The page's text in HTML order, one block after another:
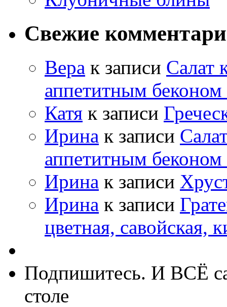
Свежие
Вера к записи Салат
аппетитным
Катя к записи
Ирина к записи
аппетитным
Ирина к записи
Ирина к записи
цветная, савойская,
Подпишитесь. И ВСЁ
столе